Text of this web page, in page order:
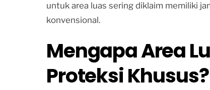
untuk area luas sering diklaim memiliki
konvensional.
Mengapa Area
Proteksi Khusus?